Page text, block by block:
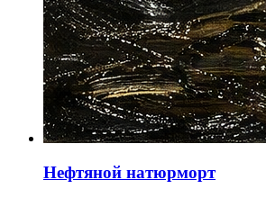
Нефтяной натюрморт